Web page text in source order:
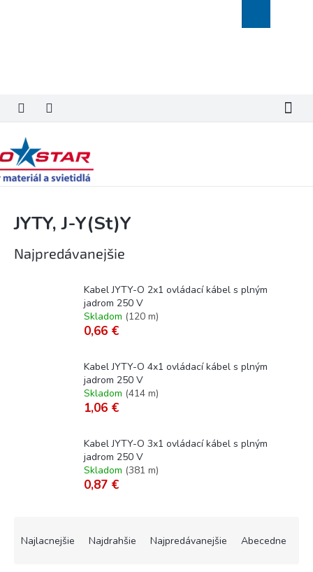
košík
JYTY, J-Y(St)Y
Najpredávanejšie
Kabel JYTY-O 2x1 ovládací kábel s plným
jadrom 250 V
Skladom (120 m)
0,66 €
Kabel JYTY-O 4x1 ovládací kábel s plným
jadrom 250 V
Skladom (414 m)
1,06 €
Kabel JYTY-O 3x1 ovládací kábel s plným
jadrom 250 V
Skladom (381 m)
0,87 €
Najlacnejšie Najdrahšie Najpredávanejšie Abecedne